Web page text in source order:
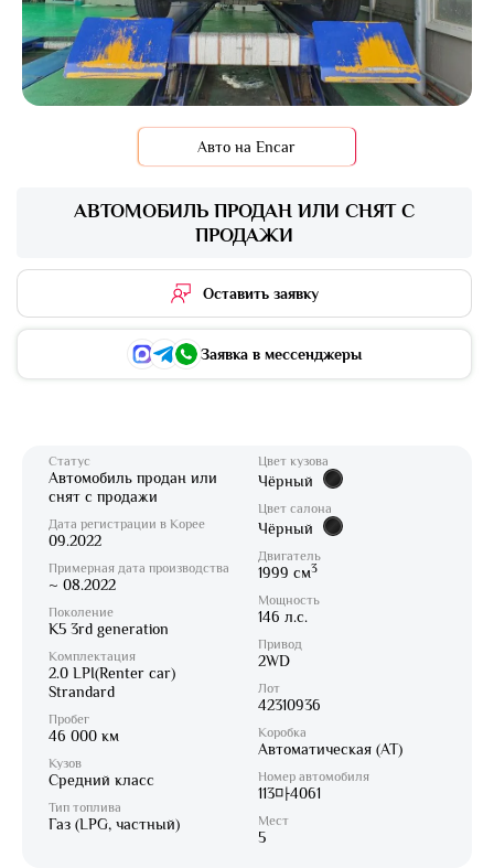
АВТОМОБИЛЬ ПРОДАН ИЛИ СНЯТ С
ПРОДАЖИ
Оставить заявку
Заявка в мессенджеры
Статус
Автомобиль продан или
снят с продажи
Дата регистрации в Корее
09.2022
Примерная дата производства
~ 08.2022
Поколение
K5 3rd generation
Комплектация
2.0 LPI(Renter car)
Strandard
Пробег
46 000 км
Кузов
Средний класс
Тип топлива
Газ (LPG, частный)
Цвет кузова
Чёрный
Цвет салона
Чёрный
Двигатель
1999 см3
Мощность
146 л.с.
Привод
2WD
Лот
42310936
Коробка
Автоматическая (AT)
Номер автомобиля
113마4061
Мест
5
Авто на Encar